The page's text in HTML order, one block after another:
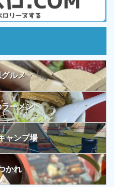
ルメ
ーメン
ャンプ場
かれ